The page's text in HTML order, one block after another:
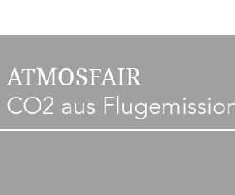
ATMOSFAIR
CO2 aus